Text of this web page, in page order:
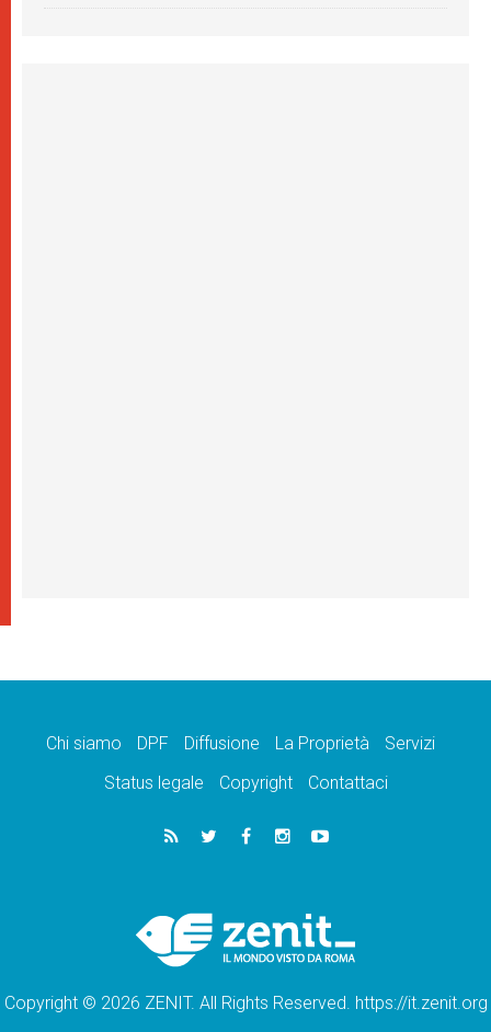
Chi siamo DPF Diffusione La Proprietà
Servizi
Status legale
Copyright Contattaci
Copyright © 2026 ZENIT. All Rights Reserved. https://it.zenit.org